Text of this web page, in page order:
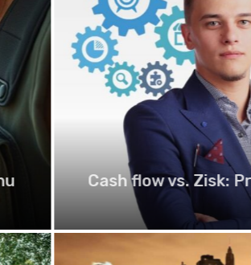
Cash flow vs. Zisk: